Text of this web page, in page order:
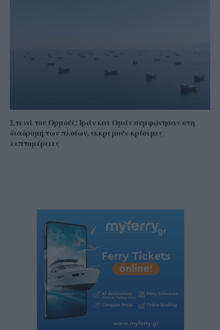
Στενά του Ορμούζ: Ιράν και Ομάν συμφώνησαν στη
διαδρομή των πλοίων, εκκρεμούν κρίσιμες
λεπτομέρειες